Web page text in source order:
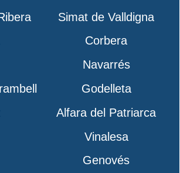
Simat de Valldigna
Corbera
Navarrés
Godelleta
Alfara del Patriarca
Vinalesa
Genovés